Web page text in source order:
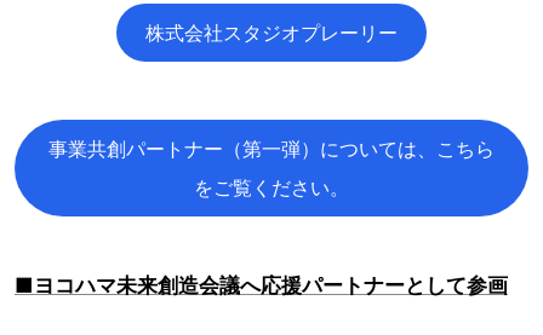
株式会社スタジオプレーリー
事業共創パートナー（第一弾）については、こちら
をご覧ください。
■ヨコハマ未来創造会議へ応援パートナーとして参画